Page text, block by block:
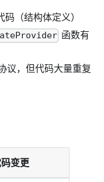
（结构体定义）
函数有
议，但代码大量重复
变更